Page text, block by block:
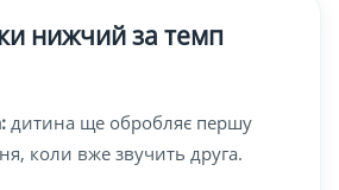
нижчий за темп
дитина ще обробляє першу
коли вже звучить друга.